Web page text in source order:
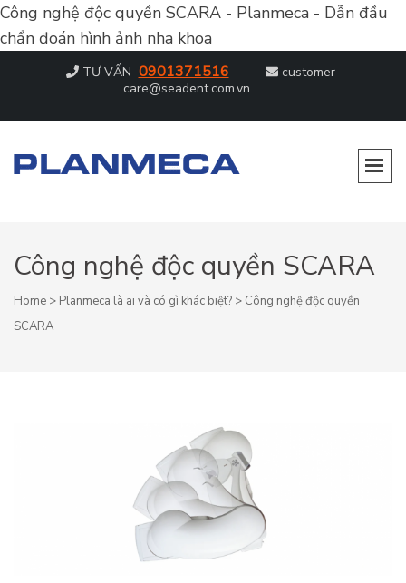
Công nghệ độc quyền SCARA - Planmeca - Dẫn đầu
chẩn đoán hình ảnh nha khoa
TƯ VẤN 0901371516
customer-
care@seadent.com.vn
Công nghệ độc quyền SCARA
Home > Planmeca là ai và có gì khác biệt? > Công nghệ độc quyền
SCARA